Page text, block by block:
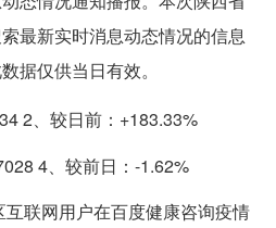
最新实时消息动态情况的信息
据仅供当日有效。
34 2、较日前：+183.33%
4、较前日：-1.62%
联网用户在百度健康咨询疫情